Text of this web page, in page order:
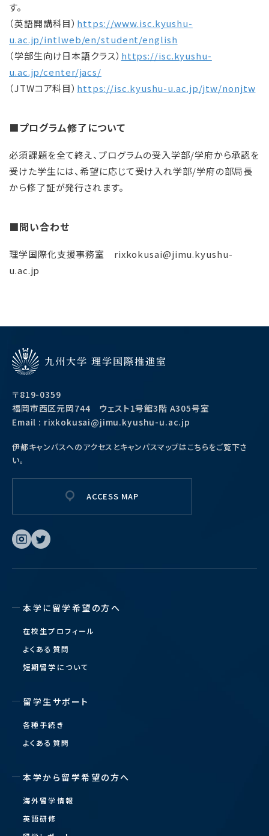
す。
（英語開講科目） https://www.isc.kyushu-
u.ac.jp/intlweb/en/student/english
（学部生向け日本語クラス） https://isc.kyushu-
u.ac.jp/center/jacs/
（JTWコア科目） https://isc.kyushu-u.ac.jp/jtw/nonjtw
■プログラム修了について
必須課題を全て終え、プログラムの受入学部/学府から承認を
受けた学生には、希望に応じて受け入れ学部/学府の部局長
から修了証が発行されます。
■問い合わせ
理学国際化支援事務室 rixkokusai@jimu.kyushu-
u.ac.jp
〒819-0359
福岡市西区元岡744 ウェスト1号館3階 A305号室
Email : rixkokusai@jimu.kyushu-u.ac.jp
伊都キャンパスへのアクセスとキャンパスマップはこちらをご覧下さ
い。
ACCESS MAP
本学に留学希望の方へ
在校生プロフィール
よくある質問
短期留学について
留学生サポート
各種手続き
よくある質問
本学から留学希望の方へ
海外留学情報
英語研修